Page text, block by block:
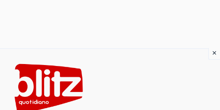
content
×